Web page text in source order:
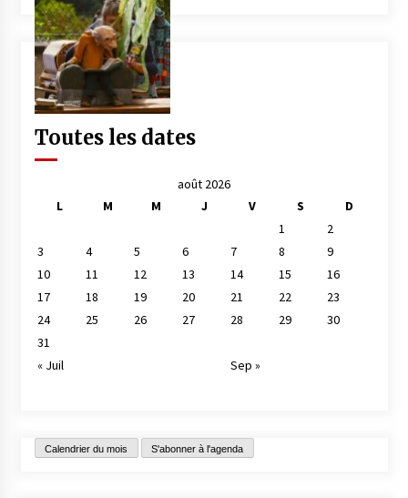
Toutes les dates
août 2026
L
M M J V S
D
1
2
3
4 5 6 7 8
9
10
11 12 13 14 15
16
17
18 19 20 21 22
23
24
25 26 27 28 29
30
31
« Juil
Sep »
Calendrier du mois S'abonner à l'agenda